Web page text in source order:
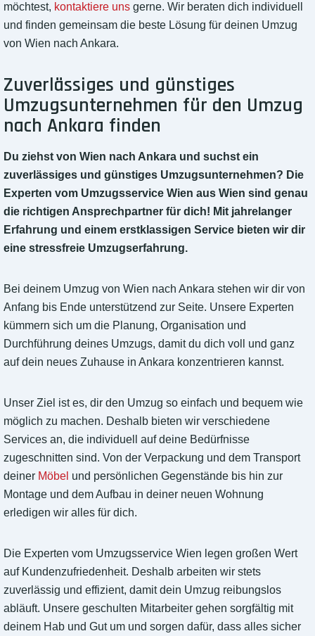
möchtest, kontaktiere uns gerne. Wir beraten dich individuell
und finden gemeinsam die beste Lösung für deinen Umzug
von Wien nach Ankara.
Zuverlässiges und günstiges
Umzugsunternehmen für den Umzug
nach Ankara finden
Du ziehst von Wien nach Ankara und suchst ein
zuverlässiges und günstiges Umzugsunternehmen? Die
Experten vom Umzugsservice Wien aus Wien sind genau
die richtigen Ansprechpartner für dich! Mit jahrelanger
Erfahrung und einem erstklassigen Service bieten wir dir
eine stressfreie Umzugserfahrung.
Bei deinem Umzug von Wien nach Ankara stehen wir dir von
Anfang bis Ende unterstützend zur Seite. Unsere Experten
kümmern sich um die Planung, Organisation und
Durchführung deines Umzugs, damit du dich voll und ganz
auf dein neues Zuhause in Ankara konzentrieren kannst.
Unser Ziel ist es, dir den Umzug so einfach und bequem wie
möglich zu machen. Deshalb bieten wir verschiedene
Services an, die individuell auf deine Bedürfnisse
zugeschnitten sind. Von der Verpackung und dem Transport
deiner Möbel und persönlichen Gegenstände bis hin zur
Montage und dem Aufbau in deiner neuen Wohnung
erledigen wir alles für dich.
Die Experten vom Umzugsservice Wien legen großen Wert
auf Kundenzufriedenheit. Deshalb arbeiten wir stets
zuverlässig und effizient, damit dein Umzug reibungslos
abläuft. Unsere geschulten Mitarbeiter gehen sorgfältig mit
deinem Hab und Gut um und sorgen dafür, dass alles sicher